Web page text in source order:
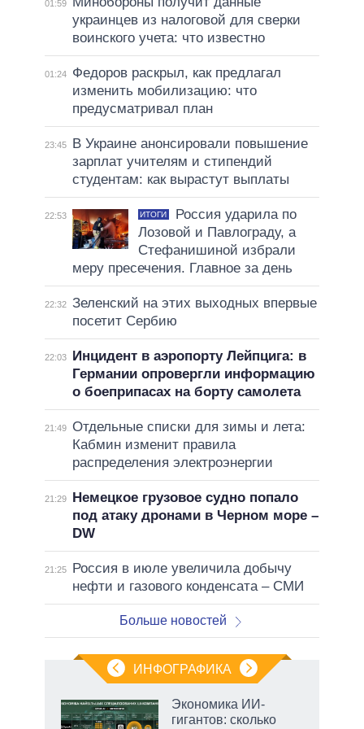
01:59
украинцев из налоговой для сверки
воинского учета: что известно
01:24
Федоров раскрыл, как предлагал
изменить мобилизацию: что
предусматривал план
23:45
В Украине анонсировали повышение
зарплат учителям и стипендий
студентам: как вырастут выплаты
22:53 ИТОГИ
Россия ударила по
Лозовой и Павлограду, а
Стефанишиной избрали
меру пресечения. Главное за день
22:32 Зеленский на этих выходных впервые
посетит Сербию
22:03
Инцидент в аэропорту Лейпцига: в
Германии опровергли информацию
о боеприпасах на борту самолета
21:49 Отдельные списки для зимы и лета:
Кабмин изменит правила
распределения электроэнергии
21:29
Немецкое грузовое судно попало
под атаку дронами в Черном море –
DW
21:25
Россия в июле увеличила добычу
нефти и газового конденсата – СМИ
Больше новостей
ИНФОГРАФИКА
Экономика ИИ-
гигантов: сколько